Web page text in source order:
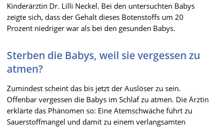
Kinderärztin Dr. Lilli Neckel. Bei den untersuchten Babys
zeigte sich, dass der Gehalt dieses Botenstoffs um 20
Prozent niedriger war als bei den gesunden Babys.
Sterben die Babys, weil sie vergessen zu
atmen?
Zumindest scheint das bis jetzt der Auslöser zu sein.
Offenbar vergessen die Babys im Schlaf zu atmen. Die Ärztin
erklärte das Phänomen so: Eine Atemschwäche führt zu
Sauerstoffmangel und damit zu einem verlangsamten